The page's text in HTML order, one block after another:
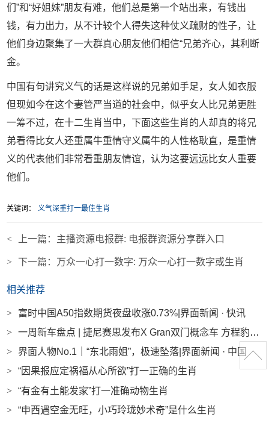
们”和“好姐妹”朋友有难，他们总是第一个站出来，有钱出
钱，有力出力，从不计较个人得失这种仗义疏财的性子，让
他们身边聚集了一大群真心朋友他们相信“兄弟齐心，其利断
金。
中国有句讲究义气的话是这样说的兄弟如手足，女人如衣服
但现如今在这个妻管严当道的社会中，似乎女人比兄弟更胜
一筹不过，在十二生肖当中，下面这些生肖的人却真的将兄
弟看得比女人还重属牛重情守义属牛的人性格耿直，是重情
义的代表他们非常看重朋友情谊，认为这要远远比女人重要
他们。
关键词： 义气深重打一最佳生肖
< 上一篇： 主播资源电报群: 电报群资源分享群入口
> 下一篇： 万众一心打一数字: 万众一心打一数字或生肖
相关推荐
>
富时中国A50指数期货夜盘收涨0.73%|界面新闻 · 快讯
>
一周新车盘点 | 捷尼赛思发布X Gran双门概念车 方程豹钛3主打智驾及无人机融合|界面新闻 · 汽车
>
界面人物No.1｜“东北雨姐”，极速坠落|界面新闻 · 中国
>
“因果报应定祸福从心所欲”打一正确的生肖
>
“有金有土能发家”打一准确动物生肖
>
“申西遇空金无旺，小巧玲珑妙术奇”是什么生肖